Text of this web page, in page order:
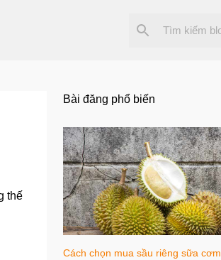
thế
Bài đăng phổ biến
Cách chọn mua sầu riêng sữa